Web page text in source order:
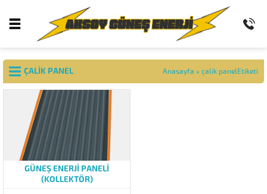
ÇALIK PANEL Anasayfa » çalik panelEtiketi
GÜNEŞ ENERJI PANELI
(KOLLEKTÖR)